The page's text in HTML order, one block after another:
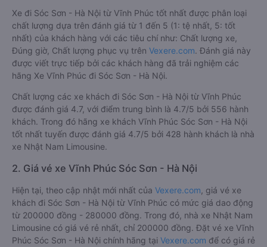
Xe đi Sóc Sơn - Hà Nội từ Vĩnh Phúc tốt nhất được phân loại
chất lượng dựa trên đánh giá từ 1 đến 5 (1: tệ nhất, 5: tốt
nhất) của khách hàng với các tiêu chí như: Chất lượng xe,
Đúng giờ, Chất lượng phục vụ trên Vexere.com. Đánh giá này
được viết trực tiếp bởi các khách hàng đã trải nghiệm các
hãng Xe Vĩnh Phúc đi Sóc Sơn - Hà Nội.
Chất lượng các xe khách đi Sóc Sơn - Hà Nội từ Vĩnh Phúc
được đánh giá 4.7, với điểm trung bình là 4.7/5 bởi 556 hành
khách. Trong đó hãng xe khách Vĩnh Phúc Sóc Sơn - Hà Nội
tốt nhất tuyến được đánh giá 4.7/5 bởi 428 hành khách là nhà
xe Nhật Nam Limousine.
2. Giá vé xe Vĩnh Phúc Sóc Sơn - Hà Nội
Hiện tại, theo cập nhật mới nhất của Vexere.com , giá vé xe
khách đi Sóc Sơn - Hà Nội từ Vĩnh Phúc có mức giá dao động
từ 200000 đồng - 280000 đồng. Trong đó, nhà xe Nhật Nam
Limousine có giá vé rẻ nhất, chỉ 200000 đồng. Đặt vé xe Vĩnh
Phúc Sóc Sơn - Hà Nội chính hãng tại Vexere.com để có giá rẻ